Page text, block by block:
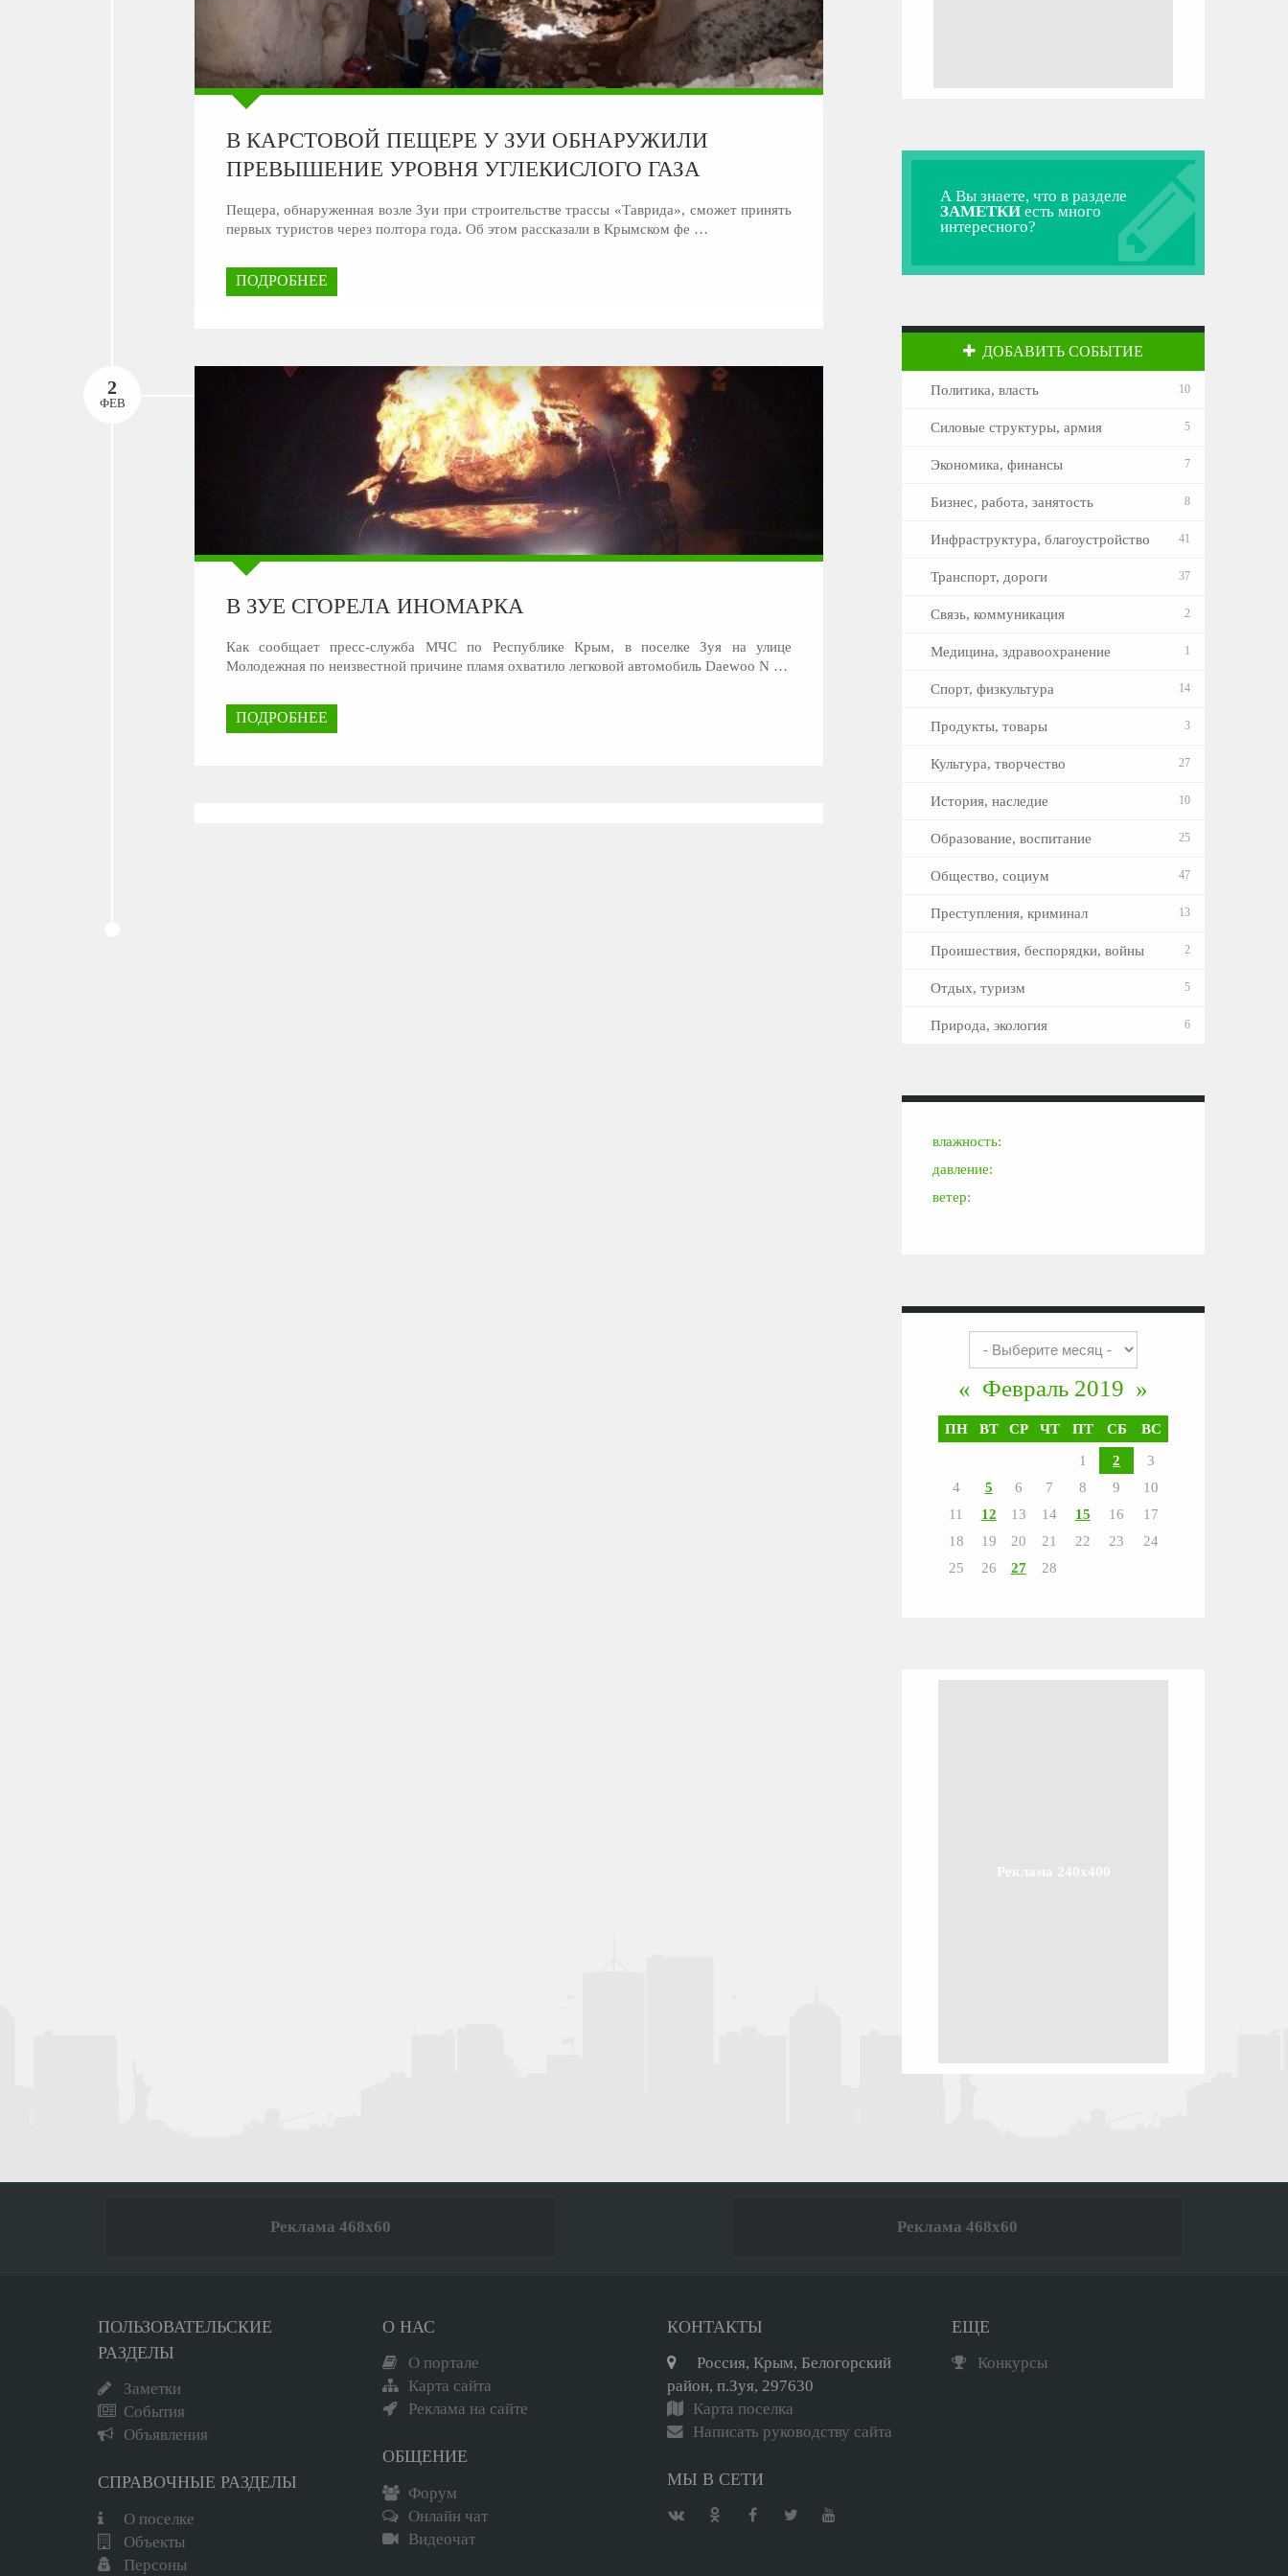
В КАРСТОВОЙ ПЕЩЕРЕ У ЗУИ ОБНАРУЖИЛИ
ПРЕВЫШЕНИЕ УРОВНЯ УГЛЕКИСЛОГО ГАЗА
Пещера, обнаруженная возле Зуи при строительстве трассы «Таврида», сможет принять
первых туристов через полтора года. Об этом рассказали в Крымском фе …
ПОДРОБНЕЕ
2
ФЕВ
В ЗУЕ СГОРЕЛА ИНОМАРКА
Как сообщает пресс-служба МЧС по Республике Крым, в поселке Зуя на улице
Молодежная по неизвестной причине пламя охватило легковой автомобиль Daewoo N …
ПОДРОБНЕЕ
А Вы знаете, что в разделе
ЗАМЕТКИ есть много
интересного?
ДОБАВИТЬ СОБЫТИЕ
Политика, власть 10
Силовые структуры, армия 5
Экономика, финансы 7
Бизнес, работа, занятость 8
Инфраструктура, благоустройство 41
Транспорт, дороги 37
Связь, коммуникация 2
Медицина, здравоохранение 1
Спорт, физкультура 14
Продукты, товары 3
Культура, творчество 27
История, наследие 10
Образование, воспитание 25
Общество, социум 47
Преступления, криминал 13
Проишествия, беспорядки, войны 2
Отдых, туризм 5
Природа, экология 6
влажность:
давление:
ветер:
« Февраль 2019 »
ПН ВТ СР ЧТ ПТ СБ ВС
1 2
3
4
5 6 7 8 9
10
11
12 13 14 15 16
17
18
19 20 21 22 23
24
25
26 27 28
Реклама 240x400
Реклама 468x60 Реклама 468x60
ПОЛЬЗОВАТЕЛЬСКИЕ
РАЗДЕЛЫ
Заметки
События
Объявления
СПРАВОЧНЫЕ РАЗДЕЛЫ
О поселке
Объекты
Персоны
О НАС
О портале
Карта сайта
Реклама на сайте
ОБЩЕНИЕ
Форум
Онлайн чат
Видеочат
КОНТАКТЫ
Россия, Крым, Белогорский
район, п.Зуя, 297630
Карта поселка
Написать руководству сайта
МЫ В СЕТИ
ЕЩЕ
Конкурсы